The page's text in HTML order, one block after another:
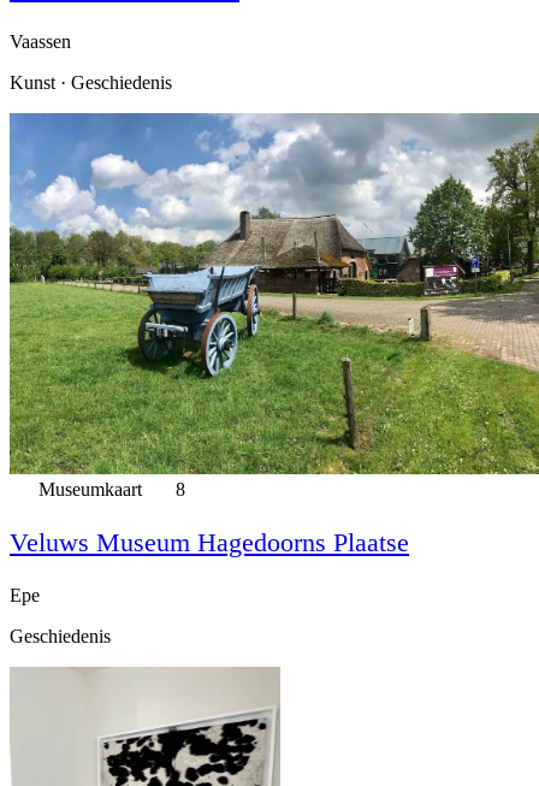
Vaassen
Kunst · Geschiedenis
Museumkaart 8
Veluws Museum Hagedoorns Plaatse
Epe
Geschiedenis